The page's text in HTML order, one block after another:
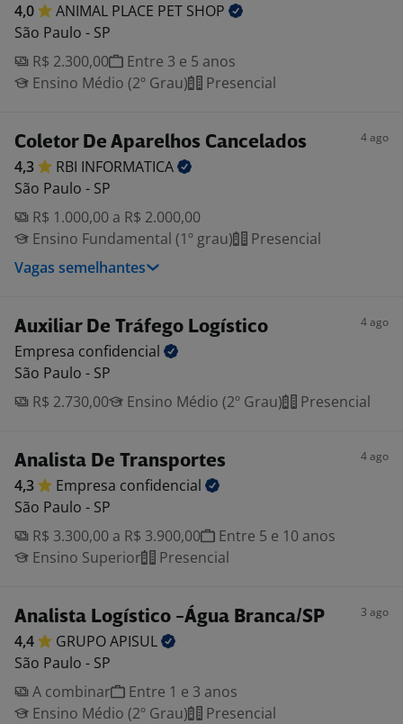
4,0 ANIMAL PLACE PET SHOP
São Paulo - SP
R$ 2.300,00
Entre 3 e 5 anos
Ensino Médio (2º Grau)
Presencial
Coletor De Aparelhos Cancelados 4 ago
4,3 RBI INFORMATICA
São Paulo - SP
R$ 1.000,00 a R$ 2.000,00
Ensino Fundamental (1º grau)
Presencial
Vagas semelhantes
Auxiliar De Tráfego Logístico 4 ago
Empresa confidencial
São Paulo - SP
R$ 2.730,00
Ensino Médio (2º Grau) Presencial
Analista De Transportes 4 ago
4,3 Empresa confidencial
São Paulo - SP
R$ 3.300,00 a R$ 3.900,00
Entre 5 e 10 anos
Ensino Superior
Presencial
Analista Logístico -Água Branca/SP 3 ago
4,4 GRUPOAPISUL
São Paulo - SP
A combinar
Entre 1 e 3 anos
Ensino Médio (2º Grau)
Presencial